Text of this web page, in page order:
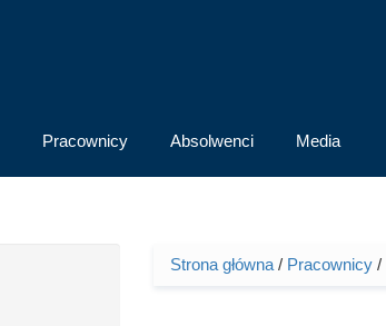
Pracownicy Absolwenci Media
Jesteś tutaj
Strona główna/ Pracownicy/